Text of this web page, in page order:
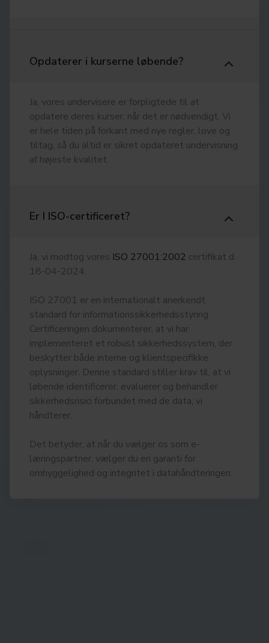
Opdaterer i kurserne løbende?
Ja, vores undervisere er forpligtede til at
opdatere deres kurser, når det er nødvendigt. Vi
er hele tiden på forkant med nye regler, love og
tiltag, så du altid er sikret opdateret undervisning
af højeste kvalitet.
Er I ISO-certificeret?
Ja, vi modtog vores ISO 27001:2002 certifikat d.
18-04-2024.
ISO 27001 er en internationalt anerkendt
standard for informationssikkerhedsstyring.
Certificeringen dokumenterer, at vi har
implementeret et robust sikkerhedssystem, der
beskytter både interne og klientspecifikke
oplysninger. Denne standard stiller krav til, at vi
løbende identificerer, evaluerer og behandler
sikkerhedsrisici forbundet med de data, vi
håndterer.
Det betyder, at når du vælger os som e-
læringspartner, vælger du en garanti for
omhyggelighed og integritet i datahåndteringen.